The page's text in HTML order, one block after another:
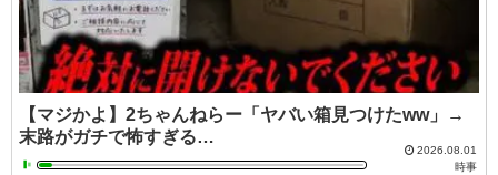
【マジかよ】2ちゃんねらー「ヤバい箱見つけたww」→
末路がガチで怖すぎる…
2026.08.01
時事